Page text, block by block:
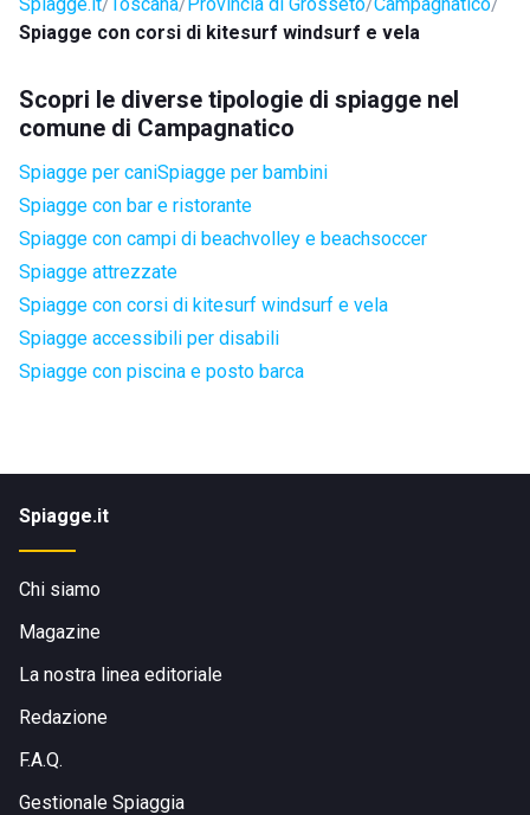
Spiagge con corsi di kitesurf windsurf e vela
Scopri le diverse tipologie di spiagge nel
comune di Campagnatico
Spiagge per caniSpiagge per bambini
Spiagge con bar e ristorante
Spiagge con campi di beachvolley e beachsoccer
Spiagge attrezzate
Spiagge con corsi di kitesurf windsurf e vela
Spiagge accessibili per disabili
Spiagge con piscina e posto barca
Spiagge.it
Chi siamo
Magazine
La nostra linea editoriale
Redazione
F.A.Q.
Gestionale Spiaggia